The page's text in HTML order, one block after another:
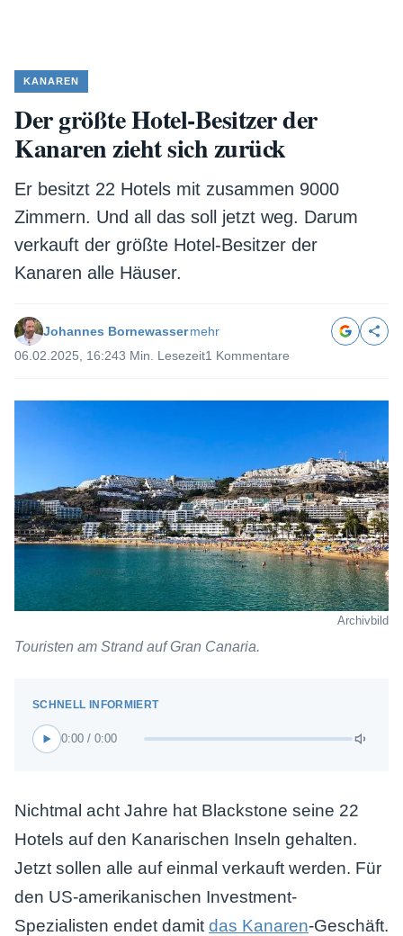
KANAREN
Der größte Hotel-Besitzer der
Kanaren zieht sich zurück
Er besitzt 22 Hotels mit zusammen 9000
Zimmern. Und all das soll jetzt weg. Darum
verkauft der größte Hotel-Besitzer der
Kanaren alle Häuser.
Johannes Bornewassermehr
06.02.2025, 16:243 Min. Lesezeit1 Kommentare
Archivbild
Touristen am Strand auf Gran Canaria.
0:00 / 0:00
Nichtmal acht Jahre hat Blackstone seine 22
Hotels auf den Kanarischen Inseln gehalten.
Jetzt sollen alle auf einmal verkauft werden. Für
den US-amerikanischen Investment-
Spezialisten endet damit das Kanaren-Geschäft.